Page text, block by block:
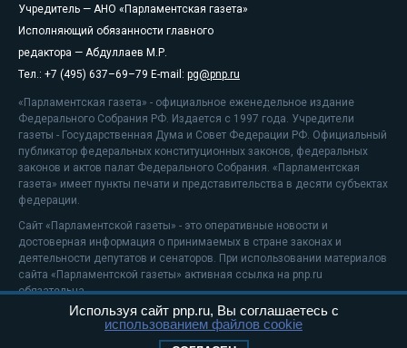
Учредитель — АНО «Парламентская газета»
Исполняющий обязанности главного
редактора — Абдуллаев М.Р.
Тел.: +7 (495) 637–69–79 E-mail: pg@pnp.ru
«Парламентская газета» - официальное еженедельное издание
Федерального Собрания РФ. Издается с 1997 года. Учредители
газеты - Государственная Дума и Совет Федерации РФ. Официальный
публикатор федеральных конституционных законов, федеральных
законов и актов палат Федерального Собрания. «Парламентская
газета» имеет пункты печати и представительства в десяти субъектах
федерации.
Сайт «Парламентской газеты» - это оперативные новости и
достоверная информация о принимаемых в стране законах и
деятельности депутатов и сенаторов. При использовании материалов
сайта «Парламентской газеты» активная ссылка на pnp.ru
обязательна.
На информационном ресурсе применяютсярекомендательные
Используя сайт pnp.ru, Вы соглашаетесь с
использованием файлов cookie